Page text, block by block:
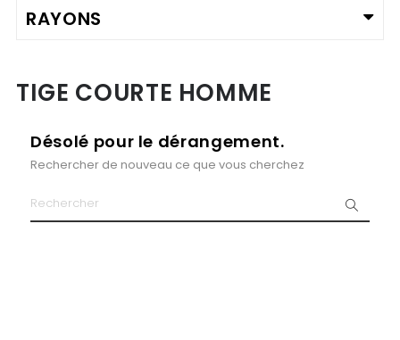
TIGE COURTE HOMME
Désolé pour le dérangement.
Rechercher de nouveau ce que vous cherchez